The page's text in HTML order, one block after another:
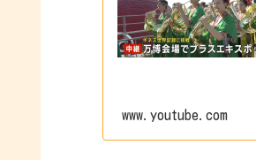
www.youtube.com